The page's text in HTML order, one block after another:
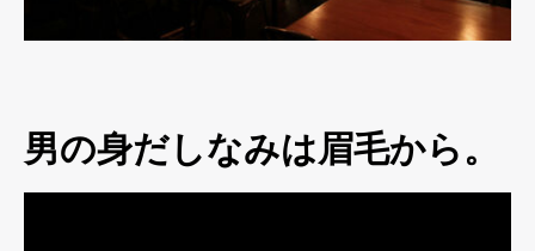
男の身だしなみは眉毛から。